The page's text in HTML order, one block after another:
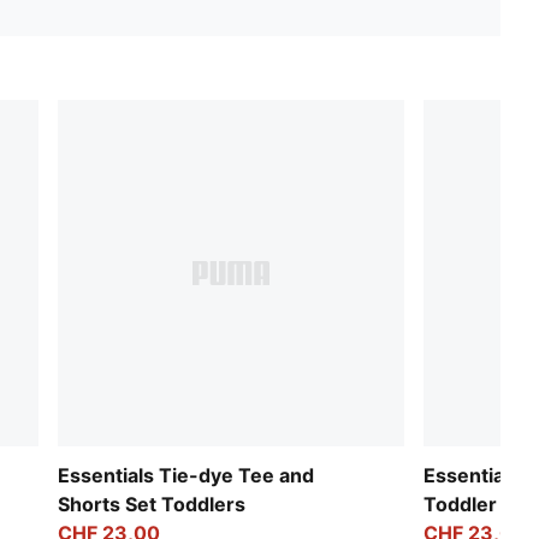
Essentials Tie-dye Tee and
Shorts Set Toddlers
CHF 23,00
Essentials
Toddler
CHF 23,00